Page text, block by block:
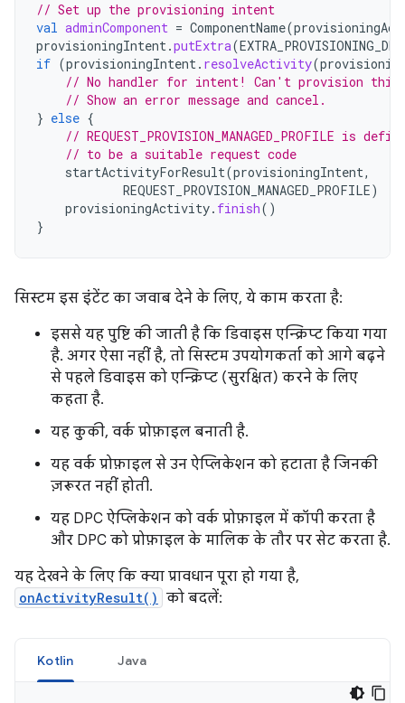
// Set up the provisioning intent
val adminComponent = ComponentName(
provisioningIntent.putExtra(
if (provisioningIntent. resolveActivity(
// No handler for intent! Can't provision this
// Show an error message and cancel.
} else {
// REQUEST_PROVISION_MANAGED_PROFILE is
// to be a suitable request code
startActivityForResult(provisioningIntent,
REQUEST_PROVISION_MANAGED_PROFILE)
provisioningActivity. finish()
}
सिस्टम इस इंटेंट का जवाब देने के लिए, ये काम करता है:
इससे यह पुष्टि की जाती है कि डिवाइस एन्क्रिप्ट किया गया
है. अगर ऐसा नहीं है, तो सिस्टम उपयोगकर्ता को आगे बढ़ने
से पहले डिवाइस को एन्क्रिप्ट (सुरक्षित) करने के लिए
कहता है.
यह कुकी, वर्क प्रोफ़ाइल बनाती है.
यह वर्क प्रोफ़ाइल से उन ऐप्लिकेशन को हटाता है जिनकी
ज़रूरत नहीं होती.
यह DPC ऐप्लिकेशन को वर्क प्रोफ़ाइल में कॉपी करता है
और DPC को प्रोफ़ाइल के मालिक के तौर पर सेट करता है.
यह देखने के लिए कि क्या प्रावधान पूरा हो गया है,
onActivityResult() को बदलें:
Kotlin Java